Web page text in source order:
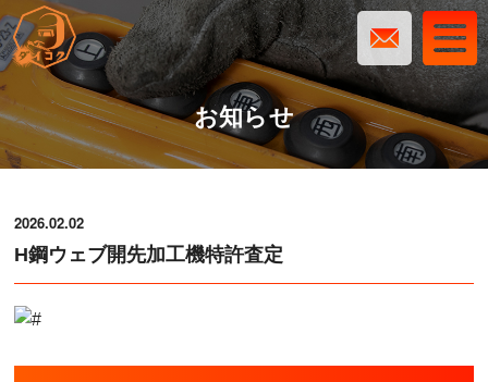
お知らせ
2026.02.02
H鋼ウェブ開先加工機特許査定